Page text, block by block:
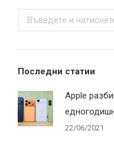
Search:
Последни статии
Apple
22/06/2021